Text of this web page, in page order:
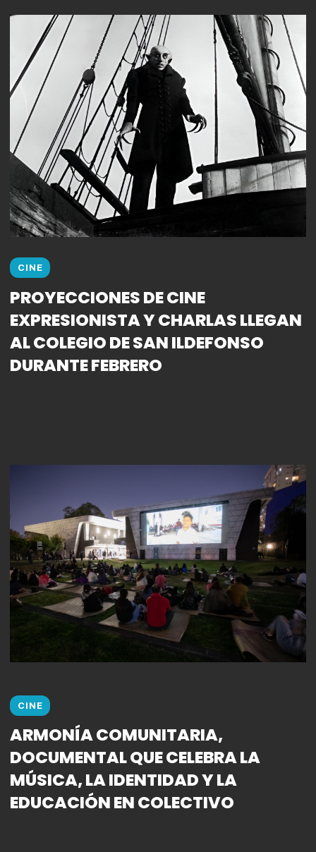
CINE
PROYECCIONES DE CINE
EXPRESIONISTA Y CHARLAS LLEGAN
AL COLEGIO DE SAN ILDEFONSO
DURANTE FEBRERO
CINE
ARMONÍA COMUNITARIA,
DOCUMENTAL QUE CELEBRA LA
MÚSICA, LA IDENTIDAD Y LA
EDUCACIÓN EN COLECTIVO